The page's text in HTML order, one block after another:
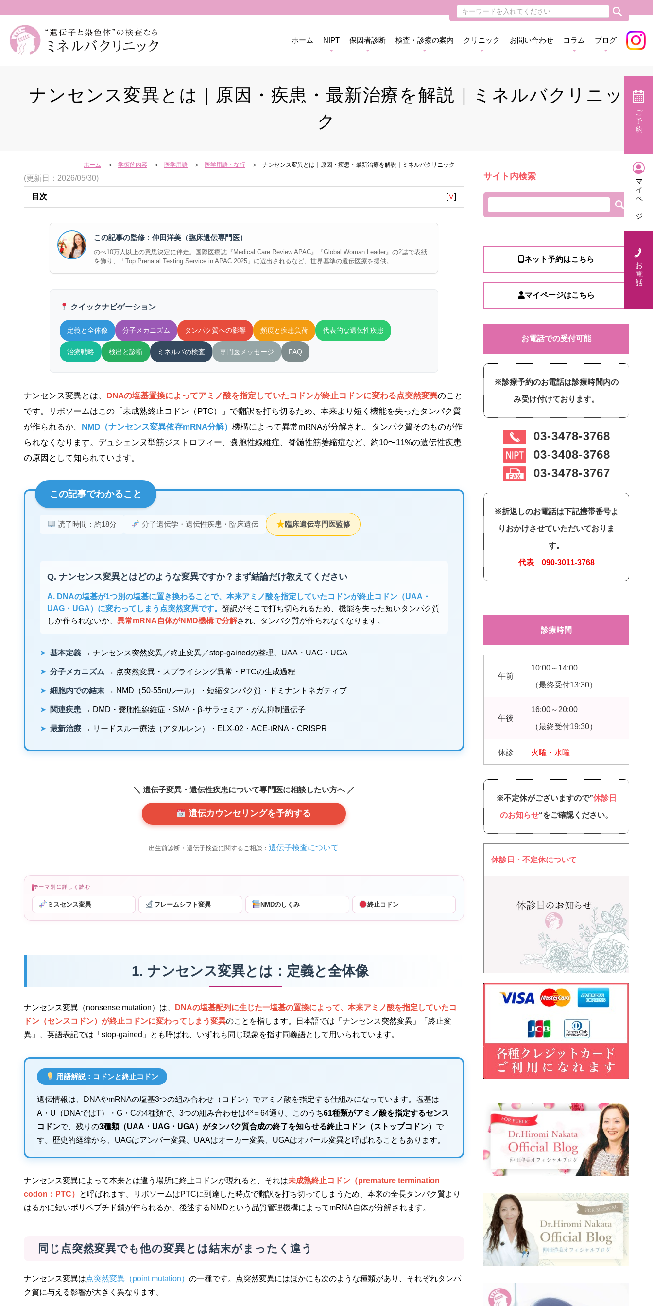
ホーム NIPT 保因者診断 検査・診療の案内 クリニック お問い合わせ コラム ブログ
ナンセンス変異とは｜原因・疾患・最新治療を解説｜ミネルバクリニッ
ク
ホーム 学術的内容 医学用語 医学用語・な行 ナンセンス変異とは｜原因・疾患・最新治療を解説｜ミネルバクリニック
(更新日：2026/05/30)
目次 [∨]
この記事の監修：仲田洋美（臨床遺伝専門医）
のべ10万人以上の意思決定に伴走。国際医療誌『Medical Care Review APAC』『Global Woman Leader』の2誌で表紙
を飾り、「Top Prenatal Testing Service in APAC 2025」に選出されるなど、世界基準の遺伝医療を提供。
クイックナビゲーション
定義と全体像 分子メカニズム タンパク質への影響 頻度と疾患負荷 代表的な遺伝性疾患
治療戦略 検出と診断 ミネルバの検査 専門医メッセージ FAQ
ナンセンス変異とは、 DNAの塩基置換によってアミノ酸を指定していたコドンが終止コドンに変わる点突然変異のこと
です。リボソームはこの「未成熟終止コドン（PTC）」で翻訳を打ち切るため、本来より短く機能を失ったタンパク質
が作られるか、 NMD（ナンセンス変異依存mRNA分解） 機構によって異常mRNAが分解され、タンパク質そのものが作
られなくなります。デュシェンヌ型筋ジストロフィー、嚢胞性線維症、脊髄性筋萎縮症など、約10〜11%の遺伝性疾患
の原因として知られています。
この記事でわかること
読了時間：約18分 分子遺伝学・遺伝性疾患・臨床遺伝 ★臨床遺伝専門医監修
Q. ナンセンス変異とはどのような変異ですか？まず結論だけ教えてください
A. DNAの塩基が1つ別の塩基に置き換わることで、本来アミノ酸を指定していたコドンが終止コドン（UAA・
UAG・UGA）に変わってしまう点突然変異です。 翻訳がそこで打ち切られるため、機能を失った短いタンパク質
しか作られないか、 異常mRNA自体がNMD機構で分解され、タンパク質が作られなくなります。
➤ 基本定義→ ナンセンス突然変異／終止変異／stop-gainedの整理、UAA・UAG・UGA
➤ 分子メカニズム → 点突然変異・スプライシング異常・PTCの生成過程
➤ 細胞内での結末→ NMD（50-55ntルール）・短縮タンパク質・ドミナントネガティブ
➤ 関連疾患 → DMD・嚢胞性線維症・SMA・β-サラセミア・がん抑制遺伝子
➤ 最新治療→ リードスルー療法（アタルレン）・ELX-02・ACE-tRNA・CRISPR
＼ 遺伝子変異・遺伝性疾患について専門医に相談したい方へ ／
遺伝カウンセリングを予約する
出生前診断・遺伝子検査に関するご相談：遺伝子検査について
テーマ別に詳しく読む
ミスセンス変異 フレームシフト変異 NMDのしくみ 終止コドン
1. ナンセンス変異とは：定義と全体像
ナンセンス変異（nonsense mutation）は、
DNAの塩基配列に生じた一塩基の置換によって、本来アミノ酸を指定していたコ
ドン（センスコドン）が終止コドンに変わってしまう変異のことを指します。日本語では「ナンセンス突然変異」「終止変
異」、英語表記では「stop-gained」とも呼ばれ、いずれも同じ現象を指す同義語として用いられています。
用語解説：コドンと終止コドン
遺伝情報は、DNAやmRNAの塩基3つの組み合わせ（コドン）でアミノ酸を指定する仕組みになっています。塩基は
A・U（DNAではT）・G・Cの4種類で、3つの組み合わせは4³＝64通り。このうち61種類がアミノ酸を指定するセンス
コドンで、残りの3種類（UAA・UAG・UGA）がタンパク質合成の終了を知らせる終止コドン（ストップコドン） で
す。歴史的経緯から、UAGはアンバー変異、UAAはオーカー変異、UGAはオパール変異と呼ばれることもあります。
ナンセンス変異によって本来とは違う場所に終止コドンが現れると、それは未成熟終止コドン（premature termination
codon：PTC）
と呼ばれます。リボソームはPTCに到達した時点で翻訳を打ち切ってしまうため、本来の全長タンパク質より
はるかに短いポリペプチド鎖が作られるか、後述するNMDという品質管理機構によってmRNA自体が分解されます。
同じ点突然変異でも他の変異とは結末がまったく違う
ナンセンス変異は点突然変異（point mutation） の一種です。点突然変異にはほかにも次のような種類があり、それぞれタンパ
ク質に与える影響が大きく異なります。
サイト内検索
ネット予約はこちら
マイページはこちら
お電話での受付可能
※診療予約のお電話は診療時間内の
み受け付けております。
03-3478-3768
03-3408-3768
03-3478-3767
※折返しのお電話は下記携帯番号よ
りおかけさせていただいておりま
す。
代表 090-3011-3768
診療時間
午前
10:00～14:00
（最終受付13:30）
午後
16:00～20:00
（最終受付19:30）
休診 火曜・水曜
※不定休がございますので”休診日
のお知らせ“をご確認ください。
休診日・不定休について
ご
予
約
マ
イ
ペ
｜
ジ
お
電
話